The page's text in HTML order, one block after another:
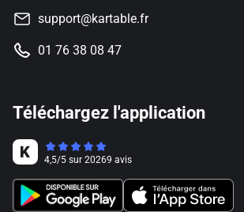
support@kartable.fr
01 76 38 08 47
Téléchargez l'application
4,5/5 sur 20269 avis